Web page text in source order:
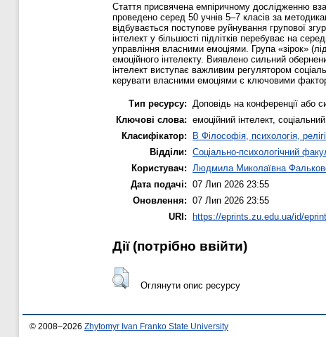
Стаття присвячена емпіричному дослідженню
проведено серед 50 учнів 5–7 класів за
відбувається поступове руйнування групової
інтелект у більшості підлітків перебуває на
управління власними емоціями. Група «зірок»
емоційного інтелекту. Виявлено сильний
інтелект виступає важливим регулятором
керувати власними емоціями є ключовими
Тип ресурсу:
Доповідь на конференції або
Ключові слова: емоційний інтелект,
Класифікатор:
B Філософія, психологія,
Відділи: Соціально-психологічний
Користувач:
Людмила Миколаївна
Дата подачі: 07 Лип 2026 23:55
Оновлення: 07 Лип 2026 23:55
URI: https://eprints.zu.edu.ua/id/
Дії ​​(потрібно ввійти)
Оглянути опис ресурсу
© 2008–2026 Zhytomyr Ivan Franko State University